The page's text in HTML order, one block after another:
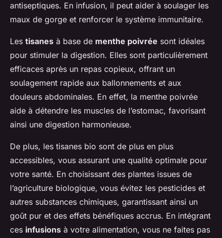
antiseptiques. En infusion, il peut aider à soulager les
maux de gorge et renforcer le système immunitaire.
Les tisanes à base de menthe poivrée sont idéales
pour stimuler la digestion. Elles sont particulièrement
efficaces après un repas copieux, offrant un
soulagement rapide aux ballonnements et aux
douleurs abdominales. En effet, la menthe poivrée
aide à détendre les muscles de l’estomac, favorisant
ainsi une digestion harmonieuse.
De plus, les tisanes bio sont de plus en plus
accessibles, vous assurant une qualité optimale pour
votre santé. En choisissant des plantes issues de
l’agriculture biologique, vous évitez les pesticides et
autres substances chimiques, garantissant ainsi un
goût pur et des effets bénéfiques accrus. En intégrant
ces infusions à votre alimentation, vous ne faites pas